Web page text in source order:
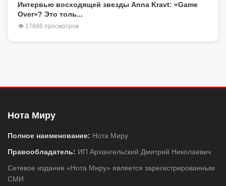
Интервью восходящей звезды Anna Kravt: «Game
Over»? Это толь...
👁 17686 просмотров
Нота Миру
Полное наименование: Нота Миру
Правообладатель: ИП Архангельский Дмитрий Николаевич
Сетевое издание «Нота Миру» является зарегистрированным
СМИ